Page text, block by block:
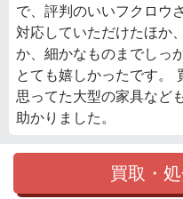
で、評判のいいフクロウ
対応していただけたほか
か、細かなものまでしっ
とても嬉しかったです。
思ってた大型の家具など
助かりました。
買取・